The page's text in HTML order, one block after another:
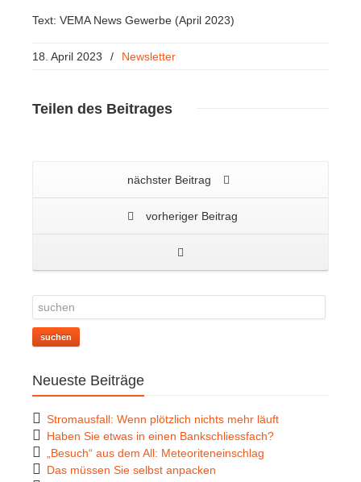
Text: VEMA News Gewerbe (April 2023)
18. April 2023 / Newsletter
Teilen des Beitrages
nächster Beitrag
vorheriger Beitrag
suchen
Neueste Beiträge
Stromausfall: Wenn plötzlich nichts mehr läuft
Haben Sie etwas in einen Bankschliessfach?
„Besuch“ aus dem All: Meteoriteneinschlag
Das müssen Sie selbst anpacken